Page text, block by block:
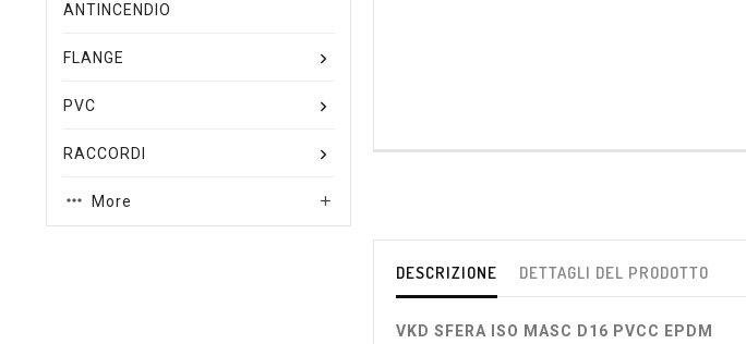
ANTINCENDIO
FLANGE
PVC
RACCORDI
More 
DESCRIZIONE DETTAGLI DEL PRODOTTO
VKD SFERA ISO MASC D16 PVCC EPDM